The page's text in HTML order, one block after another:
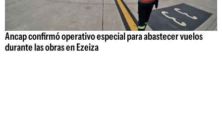
Ancap confirmó operativo especial para abastecer vuelos
durante las obras en Ezeiza